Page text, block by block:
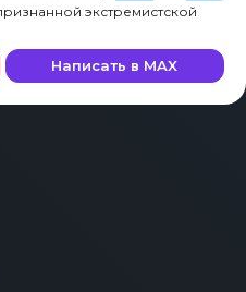
экстремистской
Написать в MAX